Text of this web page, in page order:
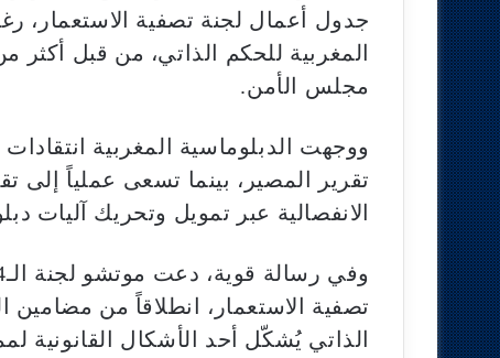
جدول أعمال لجنة تصفية الاستعمار،
مجلس الأمن.
ووجهت الدبلوماسية المغربية
تقرير المصير، بينما تسعى عملياً إلى
الانفصالية عبر تمويل وتحريك آليات
الذاتي يُشكّل أحد الأشكال القانونية